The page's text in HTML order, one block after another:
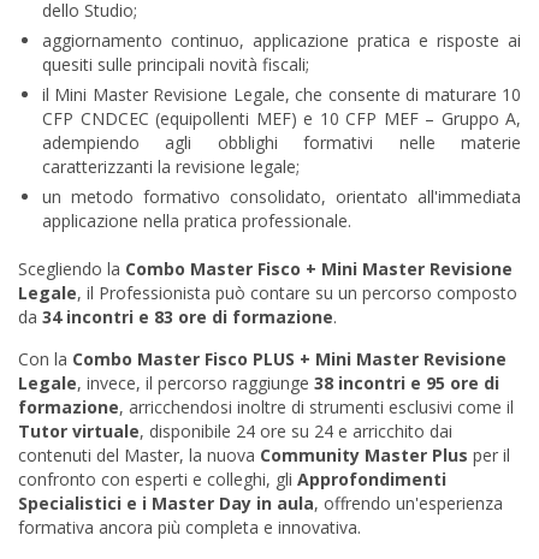
dello Studio;
aggiornamento continuo, applicazione pratica e risposte ai
quesiti sulle principali novità fiscali;
il Mini Master Revisione Legale, che consente di maturare 10
CFP CNDCEC (equipollenti MEF) e 10 CFP MEF – Gruppo A,
adempiendo agli obblighi formativi nelle materie
caratterizzanti la revisione legale;
un metodo formativo consolidato, orientato all'immediata
applicazione nella pratica professionale.
Scegliendo la Combo Master Fisco + Mini Master Revisione
Legale, il Professionista può contare su un percorso composto
da 34 incontri e 83 ore di formazione.
Con la Combo Master Fisco PLUS + Mini Master Revisione
Legale, invece, il percorso raggiunge 38 incontri e 95 ore di
formazione, arricchendosi inoltre di strumenti esclusivi come il
Tutor virtuale, disponibile 24 ore su 24 e arricchito dai
contenuti del Master, la nuova Community Master Plus per il
confronto con esperti e colleghi, gli Approfondimenti
Specialistici e i Master Day in aula, offrendo un'esperienza
formativa ancora più completa e innovativa.